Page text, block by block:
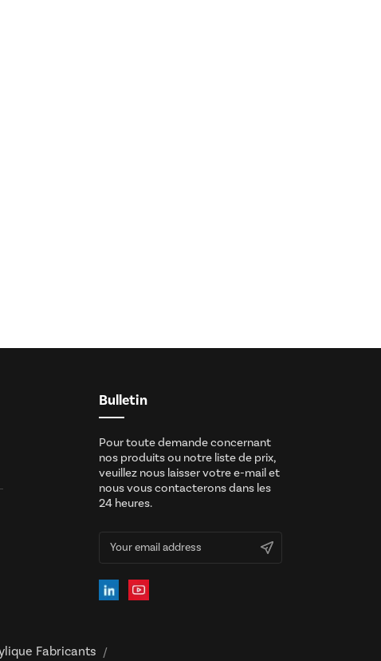
Bulletin
Pour toute demande concernant
nos produits ou notre liste de prix,
veuillez nous laisser votre e-mail et
nous vous contacterons dans les
24 heures.
Fabricants /